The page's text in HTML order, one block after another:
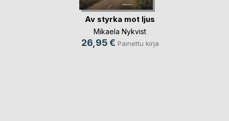
Av styrka mot ljus
Mikaela Nykvist
26,95 € Painettu kirja